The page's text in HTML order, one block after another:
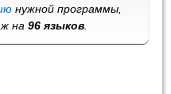
нужной программы,
на96 языков.